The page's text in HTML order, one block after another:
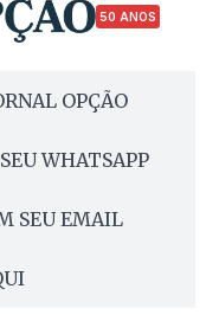
50 ANOS
OPÇÃO
WHATSAPP
SEU EMAIL